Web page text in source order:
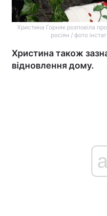
Христина Горняк розповіла
росіян / фото
Христина також
відновлення дому.